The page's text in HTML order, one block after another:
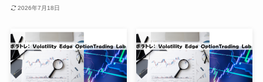
2026年7月18日